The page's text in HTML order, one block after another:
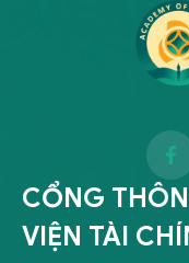
CỔNG
VIỆN TÀI